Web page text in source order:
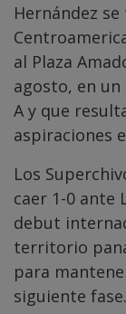
Hernández
al Plaza
agosto, en
A y que
aspiraciones
Los
caer 1-0 ante
debut
territorio
para
siguiente fase.